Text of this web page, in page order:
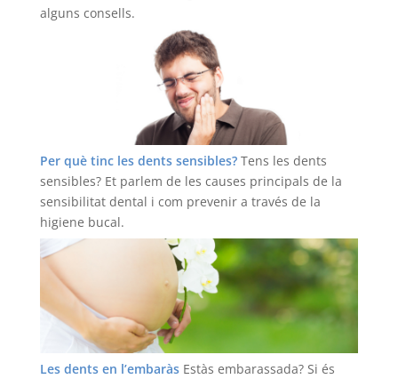
alguns consells.
Per què tinc les dents sensibles? Tens les dents
sensibles? Et parlem de les causes principals de la
sensibilitat dental i com prevenir a través de la
higiene bucal.
Les dents en l’embaràs Estàs embarassada? Si és